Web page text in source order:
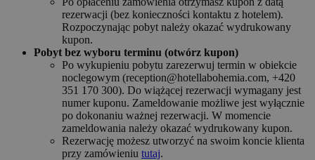
rezerwacji (bez konieczności kontaktu z hotelem).
Rozpoczynając pobyt należy okazać wydrukowany
kupon.
Pobyt bez wyboru terminu (otwórz kupon)
Po wykupieniu pobytu zarezerwuj termin w obiekcie
noclegowym (reception@hotellabohemia.com, +420
351 170 300). Do wiążącej rezerwacji wymagany jest
numer kuponu. Zameldowanie możliwe jest wyłącznie
po dokonaniu ważnej rezerwacji. W momencie
zameldowania należy okazać wydrukowany kupon.
Rezerwację możesz utworzyć na swoim koncie klienta
przy zamówieniu tutaj.